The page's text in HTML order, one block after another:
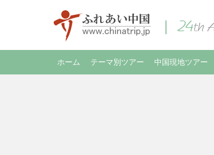
ホーム テーマ別ツアー 中国現地ツアー